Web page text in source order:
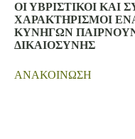
ΟΙ ΥΒΡΙΣΤΙΚΟΙ ΚΑΙ
ΧΑΡΑΚΤΗΡΙΣΜΟΙ
ΚΥΝΗΓΩΝ
ΔΙΚΑΙΟΣΥΝΗΣ
ΑΝΑΚΟΙΝΩΣΗ